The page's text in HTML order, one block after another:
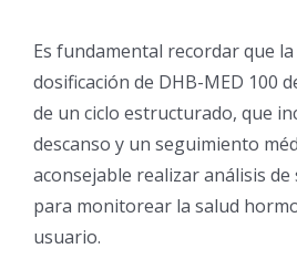
Es fundamental recordar que
dosificación de DHB-MED 100
de un ciclo estructurado, que
descanso y un seguimiento
aconsejable realizar análisis
para monitorear la salud
usuario.